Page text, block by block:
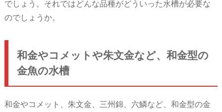
でしょう。それではどんな品種がどういった水槽が必要な
のでしょうか。
和金やコメットや朱文金など、和金型の
金魚の水槽
和金やコメット、朱文金、三州錦、六鱗など、和金型の金